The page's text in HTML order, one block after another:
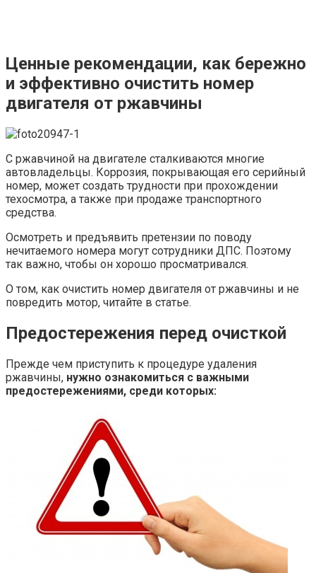
Ценные рекомендации, как бережно
и эффективно очистить номер
двигателя от ржавчины
С ржавчиной на двигателе сталкиваются многие
автовладельцы. Коррозия, покрывающая его серийный
номер, может создать трудности при прохождении
техосмотра, а также при продаже транспортного
средства.
Осмотреть и предъявить претензии по поводу
нечитаемого номера могут сотрудники ДПС. Поэтому
так важно, чтобы он хорошо просматривался.
О том, как очистить номер двигателя от ржавчины и не
повредить мотор, читайте в статье.
Предостережения перед очисткой
Прежде чем приступить к процедуре удаления
ржавчины, нужно ознакомиться с важными
предостережениями, среди которых: